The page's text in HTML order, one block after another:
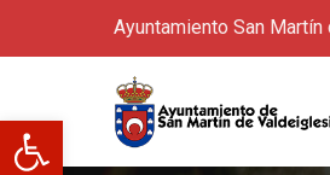
Abrir barra de herramientas
Ayuntamiento San